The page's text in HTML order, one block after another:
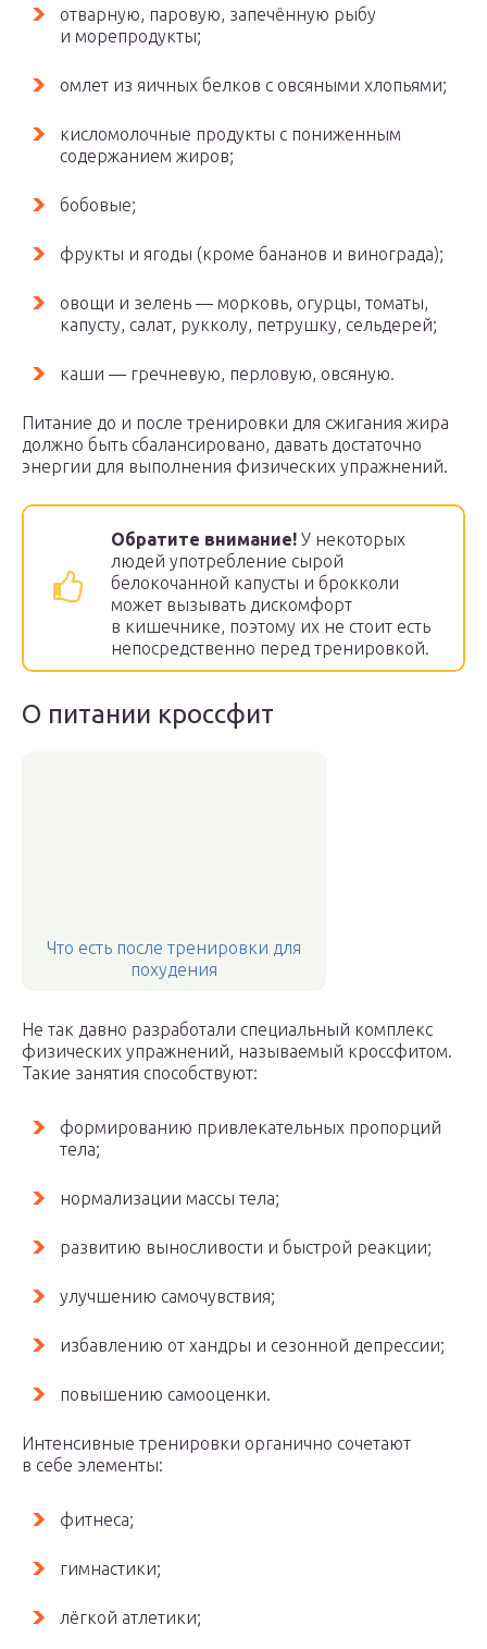
отварную, паровую, запечённую рыбу
и морепродукты;
омлет из яичных белков с овсяными хлопьями;
кисломолочные продукты с пониженным
содержанием жиров;
бобовые;
фрукты и ягоды (кроме бананов и винограда);
овощи и зелень — морковь, огурцы, томаты,
капусту, салат, рукколу, петрушку, сельдерей;
каши — гречневую, перловую, овсяную.
Питание до и после тренировки для сжигания жира
должно быть сбалансировано, давать достаточно
энергии для выполнения физических упражнений.
Обратите внимание! У некоторых
людей употребление сырой
белокочанной капусты и брокколи
может вызывать дискомфорт
в кишечнике, поэтому их не стоит есть
непосредственно перед тренировкой.
О питании кроссфит
Что есть после тренировки для
похудения
Не так давно разработали специальный комплекс
физических упражнений, называемый кроссфитом.
Такие занятия способствуют:
формированию привлекательных пропорций
тела;
нормализации массы тела;
развитию выносливости и быстрой реакции;
улучшению самочувствия;
избавлению от хандры и сезонной депрессии;
повышению самооценки.
Интенсивные тренировки органично сочетают
в себе элементы:
фитнеса;
гимнастики;
лёгкой атлетики;